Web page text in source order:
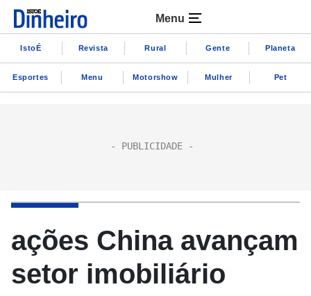
Menu
IstoÉ Revista Rural Gente Planeta
Esportes Menu Motorshow Mulher Pet
ações China avançam
setor imobiliário